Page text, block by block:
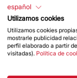
español
Utilizamos cookies
Utilizamos cookies
mostrarle publicidad
perfil elaborado a partir
visitadas). Política de